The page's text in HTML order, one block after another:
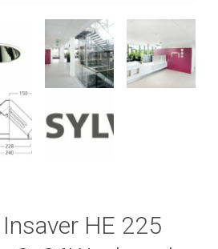
HE 225